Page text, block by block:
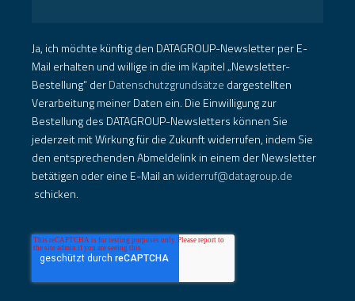
Ja, ich möchte künftig den DATAGROUP-Newsletter per E-
Mail erhalten und willige in die im Kapitel „Newsletter-
Bestellung“ derDatenschutzgrundsätze dargestellten
Verarbeitung meiner Daten ein. Die Einwilligung zur
Bestellung des DATAGROUP-Newsletters können Sie
jederzeit mit Wirkung für die Zukunft widerrufen, indem Sie
den entsprechenden Abmeldelink in einem der Newsletter
betätigen oder eine E-Mail anwiderruf@datagroup.de
schicken.